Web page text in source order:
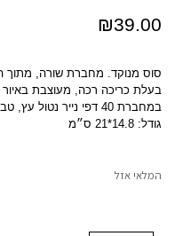
₪39.00
סוס מנוקד. מחברת שורה מתוך
בעלת כריכה רכה
מעוצבת באיור
במחברת
דפי נייר נטול עץ
גודל: 14.8*21 ס״מ
המלאי אזל